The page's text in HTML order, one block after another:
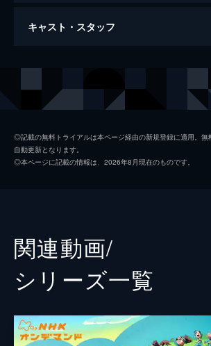
ミュージカル「忍たま乱太郎」第11弾 再
キャスト・スタッフ
高畑岬
◎記載の無料トライアルは本ページ経由の新規登録に適用。無
自動更新となります。
◎本ページに記載の情報は、2026年8月現在のものです。
関連動画/
シリーズ⼀覧